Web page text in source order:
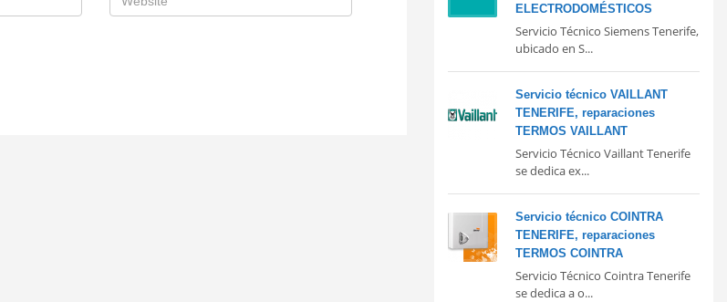
ELECTRODOMÉSTICOS
Servicio Técnico Siemens Tenerife,
ubicado en S...
Servicio técnico VAILLANT
TENERIFE, reparaciones
TERMOS VAILLANT
Servicio Técnico Vaillant Tenerife
se dedica ex...
Servicio técnico COINTRA
TENERIFE, reparaciones
TERMOS COINTRA
Servicio Técnico Cointra Tenerife
se dedica a o...